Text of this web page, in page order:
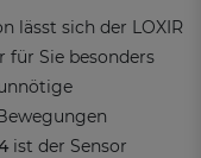
lässt sich der LOXIR
für Sie besonders
ist der Sensor